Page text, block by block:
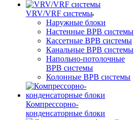
VRV/VRF системы
Наружные блоки
Настенные ВРВ системы
Кассетные ВРВ системы
Канальные ВРВ системы
Напольно-потолочные
ВРВ системы
Колонные ВРВ системы
Компрессорно-
конденсаторные блоки